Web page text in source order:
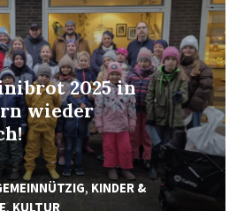
2025 in
wieder
, KINDER &
, KULTUR